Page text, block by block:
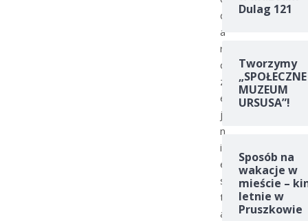
d
a
r
c
z
e
j
n
i
e
s
t
a
Dulag 121
Tworzymy
„SPOŁECZNE
MUZEUM
URSUSA”!
Sposób na
wakacje w
mieście –
letnie w
Pruszkowie